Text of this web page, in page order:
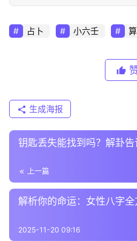
占卜 小六壬
生成海报
钥匙丢失能找到吗？解卦告
上一篇
解析你的命运：女性八字
2025-11-20 09:16